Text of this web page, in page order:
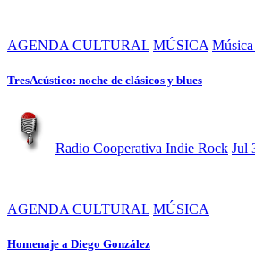
AGENDA CULTURAL MÚSICA
TresAcústico: noche de clásicos y blues
Radio Cooperativa Indie Rock Jul
AGENDA CULTURAL MÚSICA
Homenaje a Diego González